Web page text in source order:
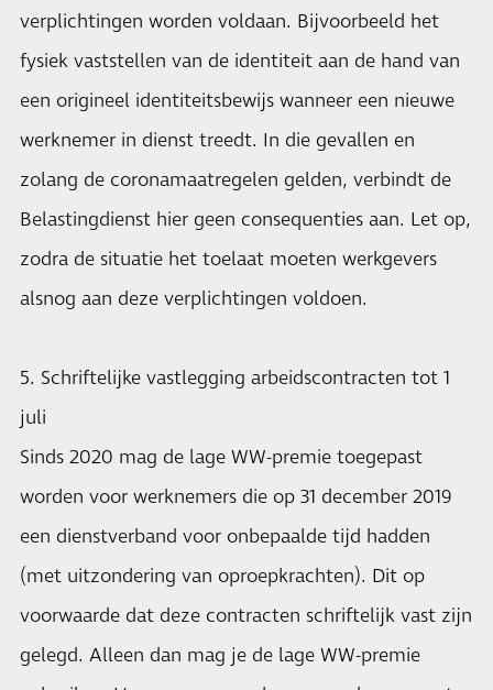
verplichtingen worden voldaan. Bijvoorbeeld het
fysiek vaststellen van de identiteit aan de hand van
een origineel identiteitsbewijs wanneer een nieuwe
werknemer in dienst treedt. In die gevallen en
zolang de coronamaatregelen gelden, verbindt de
Belastingdienst hier geen consequenties aan. Let op,
zodra de situatie het toelaat moeten werkgevers
alsnog aan deze verplichtingen voldoen.
5. Schriftelijke vastlegging arbeidscontracten tot 1
juli
Sinds 2020 mag de lage WW-premie toegepast
worden voor werknemers die op 31 december 2019
een dienstverband voor onbepaalde tijd hadden
(met uitzondering van oproepkrachten). Dit op
voorwaarde dat deze contracten schriftelijk vast zijn
gelegd. Alleen dan mag je de lage WW-premie